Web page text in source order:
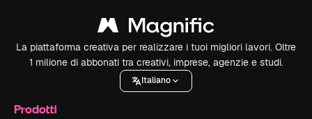
La piattaforma creativa per realizzare i tuoi migliori lavori. Oltre
1 milione di abbonati tra creativi, imprese, agenzie e studi.
Italiano
Prodotti